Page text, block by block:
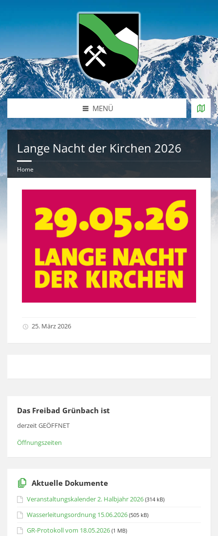
MENÜ
Lange Nacht der Kirchen 2026
Home
25. März 2026
Das Freibad Grünbach ist
derzeit GEÖFFNET
Öffnungszeiten
Aktuelle Dokumente
Veranstaltungskalender 2. Halbjahr 2026 (314 kB)
Wasserleitungsordnung 15.06.2026 (505 kB)
GR-Protokoll vom 18.05.2026 (1 MB)